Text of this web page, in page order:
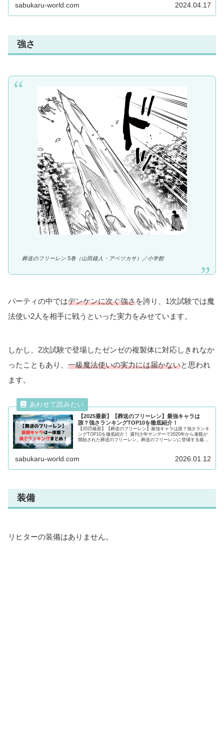
sabukaru-world.com 2024.04.17
強さ
葬送のフリーレン 5巻（山田鐘人・アベツカサ）／小学館
パーティの中ではデンケンに次ぐ強さを誇り、1次試験では魔
法使い2人を相手に戦うといった実力をみせています。
しかし、2次試験で登場したゼンゼの複製体に対応しきれなか
ったこともあり、 一級魔法使いの実力には届かないと思われ
ます。
【2025最新】【葬送のフリーレン】最強キャラは
誰？強さランキングTOP10を徹底紹介！
【2025最新】【葬送のフリーレン】最強キャラは誰？強さランキ
ングTOP10を徹底紹介！ 週刊少年サンデーで2020年から連載が
開始された葬送のフリーレン。葬送のフリーレンに登場する最強
sabukaru-world.com 2026.01.12
装備
リヒターの装備はありません。